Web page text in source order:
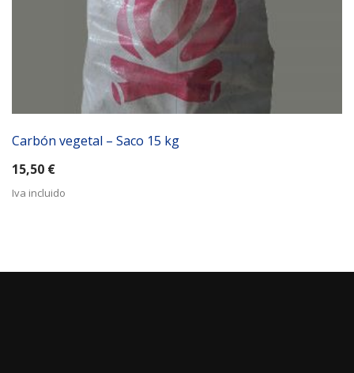
Carbón vegetal – Saco 15 kg
15,50 €
Iva incluido